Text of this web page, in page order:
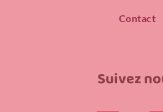
Contact
Suivez